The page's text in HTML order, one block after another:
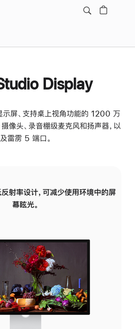
Display
屏、支持桌上视角功能的 1200 万
头、录音棚级麦克风和扬声器，以
及雷雳 5 端口。
射率设计，可减少使用环境中的屏
幕眩光。